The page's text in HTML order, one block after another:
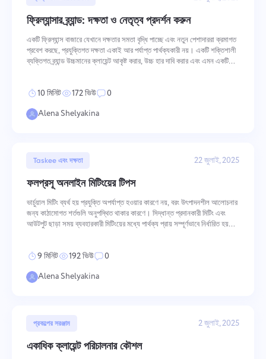
Русский
Oʻzbek
ফ্রিল্যান্সার ব্র্যান্ড: দক্ষতা ও নেতৃত্ব প্রদর্শন করুন
একটি ফ্রিল্যান্স বাজারে যেখানে দক্ষতার সমতা বৃদ্ধি পাচ্ছে এবং নতুন পেশাদাররা ক্রমাগত
প্রবেশ করছে, প্রযুক্তিগত দক্ষতা একাই আর পর্যাপ্ত পার্থক্যকারী নয়। একটি শক্তিশালী
ব্যক্তিগত ব্র্যান্ড উচ্চমানের ক্লায়েন্ট আকৃষ্ট করার, উচ্চ হার দাবি করার এবং এমন একটি
10 মিনিট 172 ভিউ
0
Alena Shelyakina
Taskee এবং দক্ষতা 22 জুলাই, 2025
ফলপ্রসূ অনলাইন মিটিংয়ের টিপস
ভার্চুয়াল মিটিং ব্যর্থ হয় প্রযুক্তি অপর্যাপ্ত হওয়ার কারণে নয়, বরং উৎপাদনশীল আলোচনার
জন্য কাঠামোগত শর্তগুলি অনুপস্থিত থাকার কারণে। সিদ্ধান্ত প্রদানকারী মিটিং এবং
আউটপুট ছাড়া সময় ব্যবহারকারী মিটিংয়ের মধ্যে পার্থক্য প্রায় সম্পূর্ণভাবে নির্ধারিত হয়
9 মিনিট 192 ভিউ
0
Alena Shelyakina
প্রকল্পের সরঞ্জাম 2 জুলাই, 2025
একাধিক ক্লায়েন্ট পরিচালনার কৌশল
একটি কোম্পানি তৈরি করুন, ব্যবহারকারীদের আমন্ত্রণ জানান এবং দলগত কাজের
অনুকূলকরণের জন্য ভূমিকা বরাদ্দ করুন